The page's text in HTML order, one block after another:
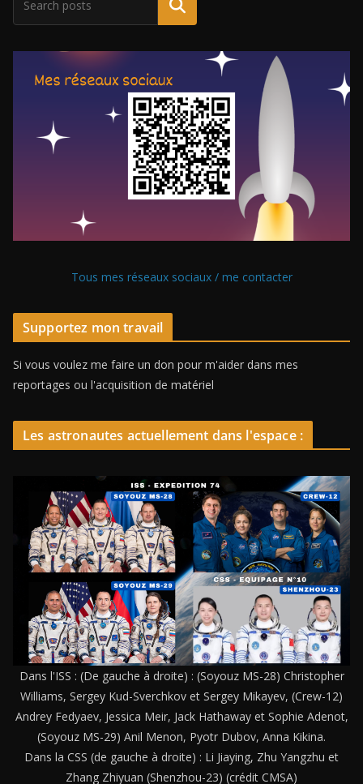
Tous mes réseaux sociaux / me contacter
Supportez mon travail
Si vous voulez me faire un don pour m'aider dans mes
reportages ou l'acquisition de matériel
Les astronautes actuellement dans l'espace :
Dans l'ISS : (De gauche à droite) : (Soyouz MS-28) Christopher
Williams, Sergey Kud-Sverchkov et Sergey Mikayev, (Crew-12)
Andrey Fedyaev, Jessica Meir, Jack Hathaway et Sophie Adenot,
(Soyouz MS-29) Anil Menon, Pyotr Dubov, Anna Kikina.
Dans la CSS (de gauche à droite) : Li Jiaying, Zhu Yangzhu et
Zhang Zhiyuan (Shenzhou-23) (crédit CMSA)